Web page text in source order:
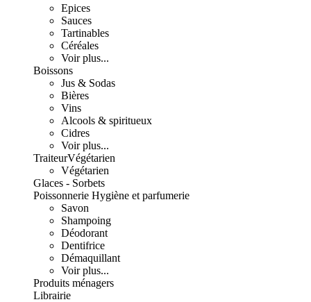
Epices
Sauces
Tartinables
Céréales
Voir plus...
Boissons
Jus & Sodas
Bières
Vins
Alcools & spiritueux
Cidres
Voir plus...
TraiteurVégétarien
Végétarien
Glaces - Sorbets
Poissonnerie Hygiène et parfumerie
Savon
Shampoing
Déodorant
Dentifrice
Démaquillant
Voir plus...
Produits ménagers
Librairie